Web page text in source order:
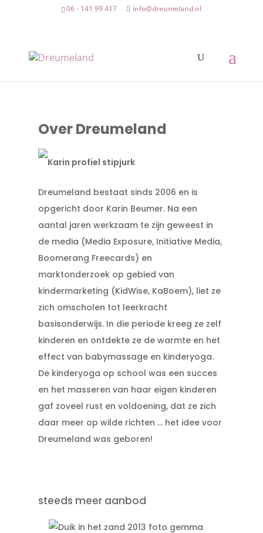
06 - 141 99 417 info@dreumeland.nl
Over Dreumeland
Dreumeland bestaat sinds 2006 en is
opgericht door Karin Beumer. Na een
aantal jaren werkzaam te zijn geweest in
de media (Media Exposure, Initiative Media,
Boomerang Freecards) en
marktonderzoek op gebied van
kindermarketing (KidWise, KaBoem), liet ze
zich omscholen tot leerkracht
basisonderwijs. In die periode kreeg ze zelf
kinderen en ontdekte ze de warmte en het
effect van babymassage en kinderyoga.
De kinderyoga op school was een succes
en het masseren van haar eigen kinderen
gaf zoveel rust en voldoening, dat ze zich
daar meer op wilde richten … het idee voor
Dreumeland was geboren!
steeds meer aanbod